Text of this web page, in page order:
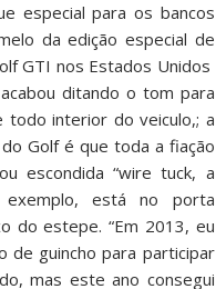
especial para os bancos
da edição especial de
GTI nos Estados Unidos
ditando o tom para
todo interior do veiculo,; a
Golf é que toda a fiação
escondida “wire tuck, a
está no porta
do estepe. “Em 2013, eu
de guincho para participar
mas este ano consegui